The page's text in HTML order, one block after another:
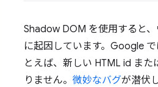
Shadow DOM を使用すると
に起因しています。Google
とえば、新しい HTML id ま
りません。 微妙なバグが潜伏